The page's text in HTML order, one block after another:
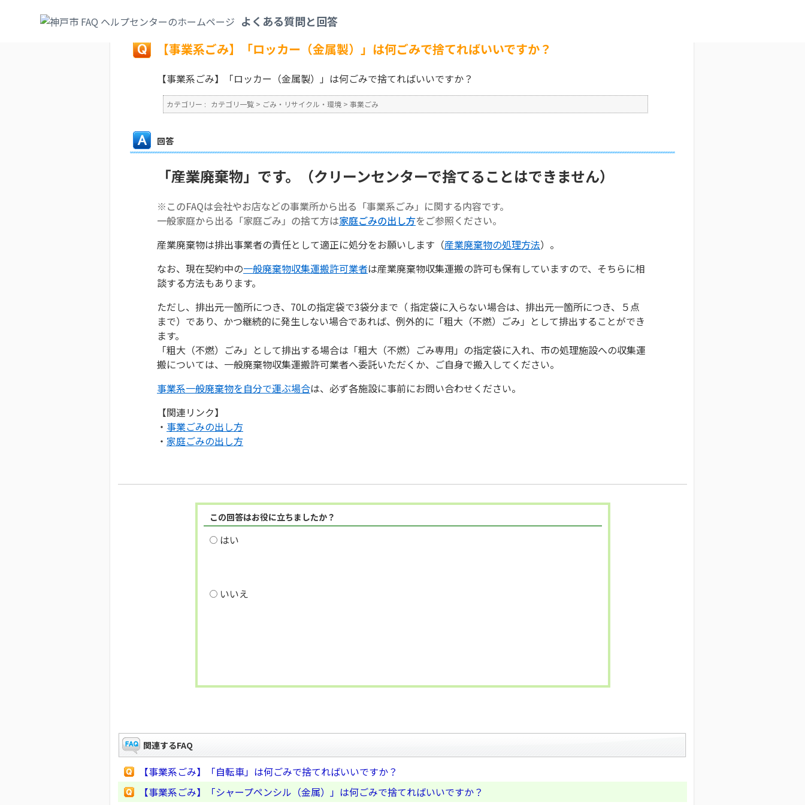
よくある質問と回答
戻る
【事業系ごみ】「ロッカー（金属製）」は何ごみで捨てればいいですか？
【事業系ごみ】「ロッカー（金属製）」は何ごみで捨てればいいですか？
カテゴリー : カテゴリ一覧 > ごみ・リサイクル・環境 > 事業ごみ
回答
「産業廃棄物」です。（クリーンセンターで捨てることはできません）
※このFAQは会社やお店などの事業所から出る「事業系ごみ」に関する内容です。
一般家庭から出る「家庭ごみ」の捨て方は家庭ごみの出し方をご参照ください。
産業廃棄物は排出事業者の責任として適正に処分をお願いします（産業廃棄物の処理方法）。
なお、現在契約中の一般廃棄物収集運搬許可業者は産業廃棄物収集運搬の許可も保有していますので、そちらに相
談する方法もあります。
ただし、排出元一箇所につき、70Lの指定袋で3袋分まで（ 指定袋に入らない場合は、排出元一箇所につき、５点
まで）であり、かつ継続的に発生しない場合であれば、例外的に「粗大（不燃）ごみ」として排出することができ
ます。
「粗大（不燃）ごみ」として排出する場合は「粗大（不燃）ごみ専用」の指定袋に入れ、市の処理施設への収集運
搬については、一般廃棄物収集運搬許可業者へ委託いただくか、ご自身で搬入してください。
事業系一般廃棄物を自分で運ぶ場合は、必ず各施設に事前にお問い合わせください。
【関連リンク】
・ 事業ごみの出し方
・ 家庭ごみの出し方
この回答はお役に立ちましたか？
はい
いいえ
関連するFAQ
【事業系ごみ】「自転車」は何ごみで捨てればいいですか？
【事業系ごみ】「シャープペンシル（金属）」は何ごみで捨てればいいですか？